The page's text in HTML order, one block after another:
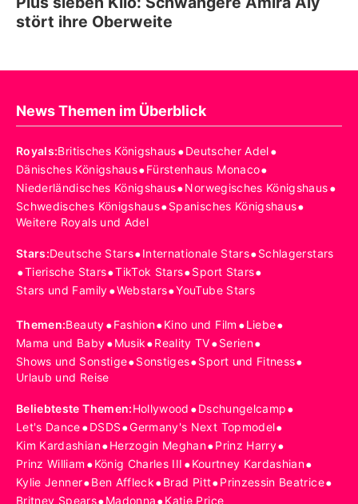
stört ihre Oberweite
News Themen im Überblick
Royals:Britisches Königshaus•Deutscher Adel•
Dänisches Königshaus•Fürstenhaus Monaco•
Niederländisches Königshaus•Norwegisches Königshaus•
Schwedisches Königshaus•Spanisches Königshaus•
Weitere Royals und Adel
Stars:Deutsche Stars•Internationale Stars•Schlagerstars
•Tierische Stars•TikTok Stars•Sport Stars•
Stars und Family•Webstars•YouTube Stars
Themen:Beauty•Fashion•Kino und Film •Liebe•
Mama und Baby•Musik•Reality TV•Serien•
Shows und Sonstige•Sonstiges•Sport und Fitness•
Urlaub und Reise
Beliebteste Themen:Hollywood •Dschungelcamp•
Let's Dance•DSDS•Germany's Next Topmodel•
Kim Kardashian•Herzogin Meghan•Prinz Harry•
Prinz William •König Charles III •Kourtney Kardashian•
Kylie Jenner•Ben Affleck•Brad Pitt•Prinzessin Beatrice•
Britney Spears Madonna Katie Price